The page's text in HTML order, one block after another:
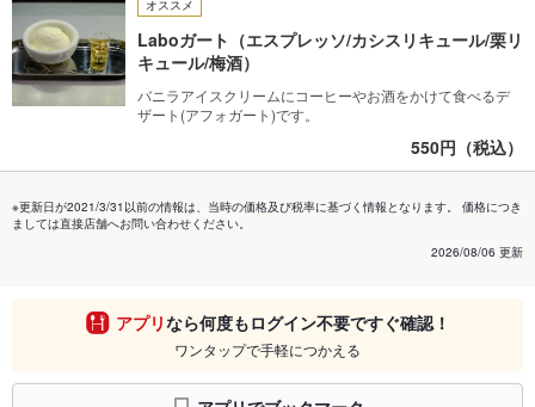
オススメ
Laboガート（エスプレッソ/カシスリキュール/栗リ
キュール/梅酒）
バニラアイスクリームにコーヒーやお酒をかけて食べるデ
ザート(アフォガート)です。
550円（税込）
※更新日が2021/3/31以前の情報は、当時の価格及び税率に基づく情報となります。 価格につき
ましては直接店舗へお問い合わせください。
2026/08/06 更新
アプリなら何度もログイン不要ですぐ確認！
ワンタップで手軽につかえる